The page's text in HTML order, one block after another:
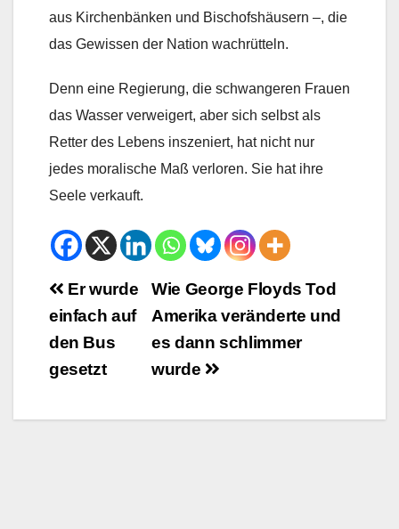
aus Kirchenbänken und Bischofshäusern –, die
das Gewissen der Nation wachrütteln.
Denn eine Regierung, die schwangeren Frauen
das Wasser verweigert, aber sich selbst als
Retter des Lebens inszeniert, hat nicht nur
jedes moralische Maß verloren. Sie hat ihre
Seele verkauft.
Beitrags-
Navigation
Wie George Floyds Tod
Amerika veränderte und
es dann schlimmer
wurde
Er wurde
einfach auf
den Bus
gesetzt